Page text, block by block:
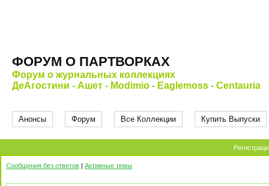
ФОРУМ О ПАРТВОРКАХ
Форум о журнальных коллекциях
ДеАгостини - Ашет - Modimio - Eaglemoss - Centauria
Анонсы Форум Все Коллекции Купить Выпуски
Сообщения без ответов | Активные темы